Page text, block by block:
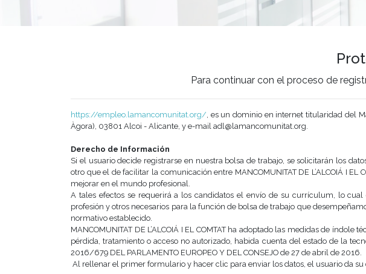
Para continuar con el proceso de
https://empleo.lamancomunitat.org/ , es un dominio en internet titularidad del
Àgora), 03801 Alcoi - Alicante, y e-mail adl@lamancomunitat.org.
Derecho de Información
Si el usuario decide registrarse en nuestra bolsa de trabajo, se solicitarán los
otro que el de facilitar la comunicación entre MANCOMUNITAT DE L’ALCOIÁ I
mejorar en el mundo profesional.
A tales efectos se requerirá a los candidatos el enví­o de su currí­culum, lo
profesión y otros necesarios para la función de bolsa de trabajo que
normativo establecido.
MANCOMUNITAT DE L’ALCOIÁ I EL COMTAT ha adoptado las medidas de
pérdida, tratamiento o acceso no autorizado, habida cuenta del estado de la
2016/679 DEL PARLAMENTO EUROPEO Y DEL CONSEJO de 27 de abril de 2016.
Al rellenar el primer formulario y hacer clic para enviar los datos, el usuario da